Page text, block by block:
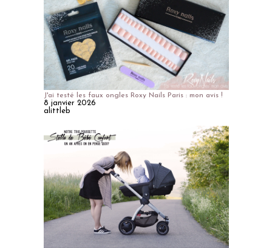
J'ai testé les faux ongles Roxy Nails Paris : mon avis !
8 janvier 2026
alittleb